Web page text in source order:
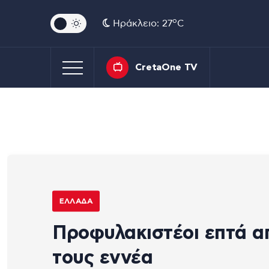
Ηράκλειο: 27oC
CretaOne TV
ΕΛΛΆΔΑ
Προφυλακιστέοι επτά
τους εννέα